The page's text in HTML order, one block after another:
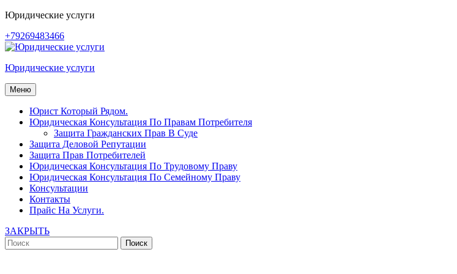
Перейти
содержимому
Юридические услуги
+79269483466
Юридические услуги
Меню
Юрист Который Рядом.
Юридическая Консультация По Правам Потребителя
Защита Гражданских Прав В Суде
Защита Деловой Репутации
Защита Прав Потребителей
Юридическая Консультация По Трудовому Праву
Юридическая Консультация По Семейному Праву
Консультации
Контакты
Прайс На Услуги.
ЗАКРЫТЬ